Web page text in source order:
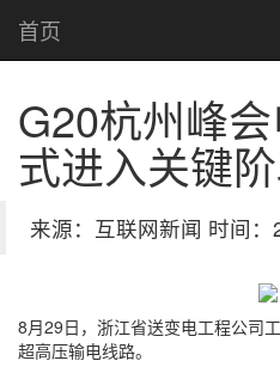
首页
G20杭州峰
式进入关键
来源：互联网新闻 时间
8月29日，浙江省送变电工程公司
超高压输电线路。